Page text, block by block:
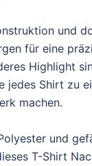
und
für eine
Highlight
jedes Shirt zu
machen.
und
T-Shirt